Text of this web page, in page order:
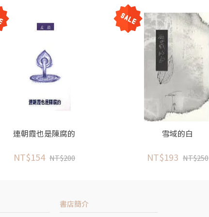
連朝霞也是陳腐的
NT$154 NT$200
雪域的白
NT$193 NT$250
書店簡介